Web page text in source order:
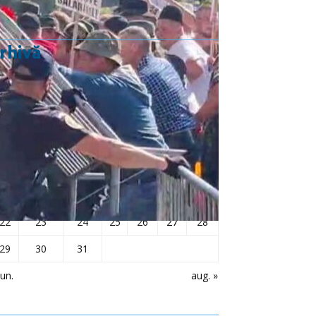
iulie 2024
Ma Mi V S D
aug. »
3 4 5 6
7
9 10 11 12 13
14
17 18 20
21
23 24 25 26 27
28
30 31